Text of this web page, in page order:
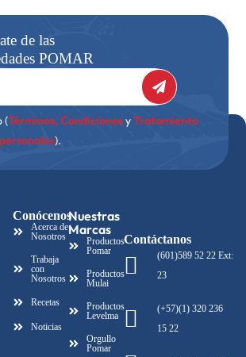
de las
POMAR
(Términos, CondicionesyTratamiento
).
Conócenos
Acerca de
Nosotros
Trabaja
con
Nosotros
Recetas
Noticias
Nuestras
Marcas
Productos
Pomar
Productos
Mulai
Productos
Levelma
Orgullo
Pomar
Contáctanos
(601)589 52 22 Ext:
23
(+57)(1) 320 236
15 22